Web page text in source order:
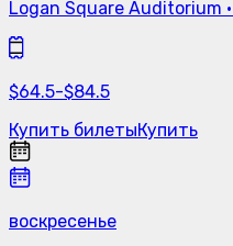
Logan Square Auditorium ·
$64.5-$84.5
Купить билетыКупить
воскресенье